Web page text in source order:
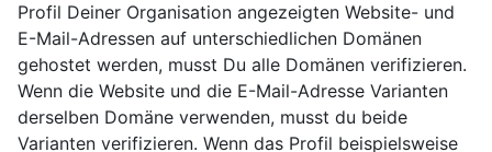
Profil Deiner Organisation angezeigten Website- und
E-Mail-Adressen auf unterschiedlichen Domänen
gehostet werden, musst Du alle Domänen verifizieren.
Wenn die Website und die E-Mail-Adresse Varianten
derselben Domäne verwenden, musst du beide
Varianten verifizieren. Wenn das Profil beispielsweise